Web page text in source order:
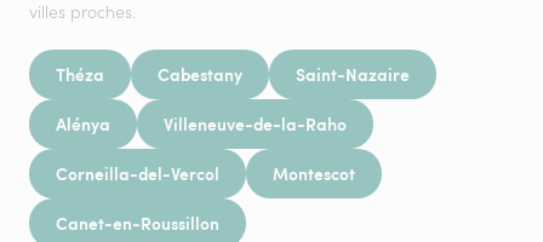
villes proches.
Théza Cabestany Saint-Nazaire
Alénya Villeneuve-de-la-Raho
Corneilla-del-Vercol Montescot
Canet-en-Roussillon